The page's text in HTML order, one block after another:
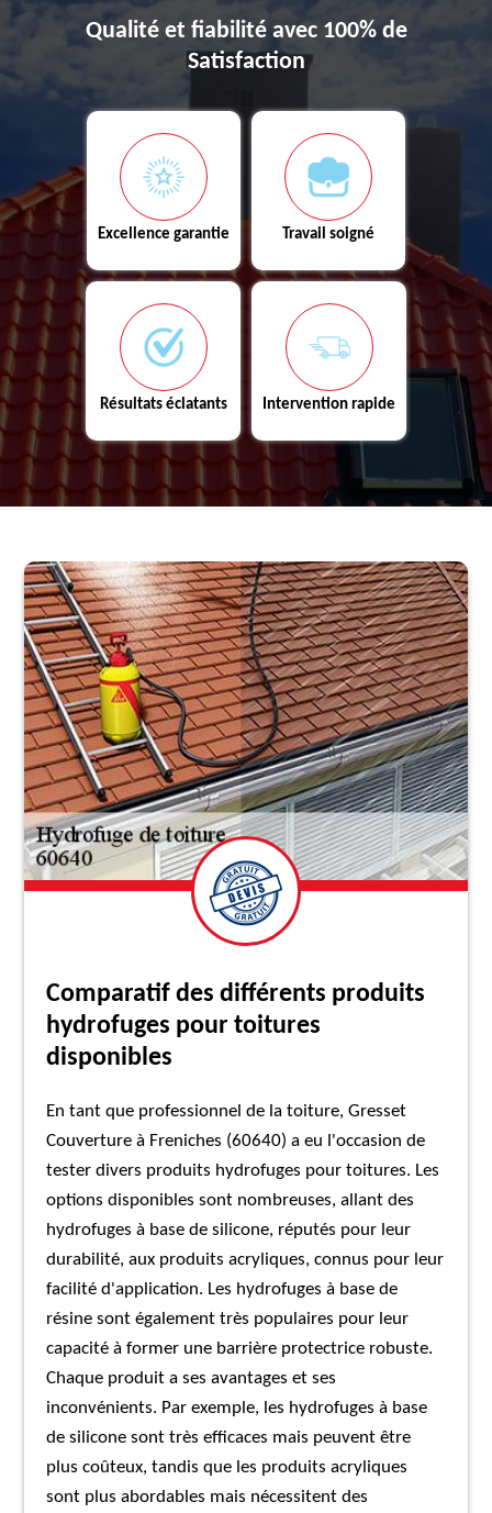
Qualité et fiabilité avec 100% de
Satisfaction
Excellence garantie Travail soigné
Résultats éclatants Intervention rapide
Comparatif des différents produits
hydrofuges pour toitures
disponibles
En tant que professionnel de la toiture, Gresset
Couverture à Freniches (60640) a eu l'occasion de
tester divers produits hydrofuges pour toitures. Les
options disponibles sont nombreuses, allant des
hydrofuges à base de silicone, réputés pour leur
durabilité, aux produits acryliques, connus pour leur
facilité d'application. Les hydrofuges à base de
résine sont également très populaires pour leur
capacité à former une barrière protectrice robuste.
Chaque produit a ses avantages et ses
inconvénients. Par exemple, les hydrofuges à base
de silicone sont très efficaces mais peuvent être
plus coûteux, tandis que les produits acryliques
sont plus abordables mais nécessitent des